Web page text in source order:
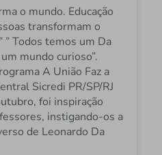
Celeiro
Leste Paulista
Sul
Paulista
o mundo. Educação
transformam o
” Todos temos um Da
mundo curioso”.
A União Faz a
Sicredi PR/SP/RJ
foi inspiração
instigando-os a
de Leonardo Da